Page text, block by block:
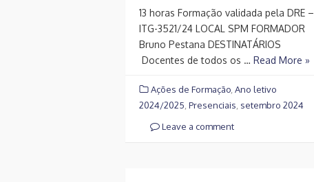
13 horas Formação validada pela DRE –
ITG-3521/24 LOCAL SPM FORMADOR
Bruno Pestana DESTINATÁRIOS
Docentes de todos os … Read More »
Ações de Formação Ano letivo
2024/2025 Presenciais setembro 2024
Leave a comment